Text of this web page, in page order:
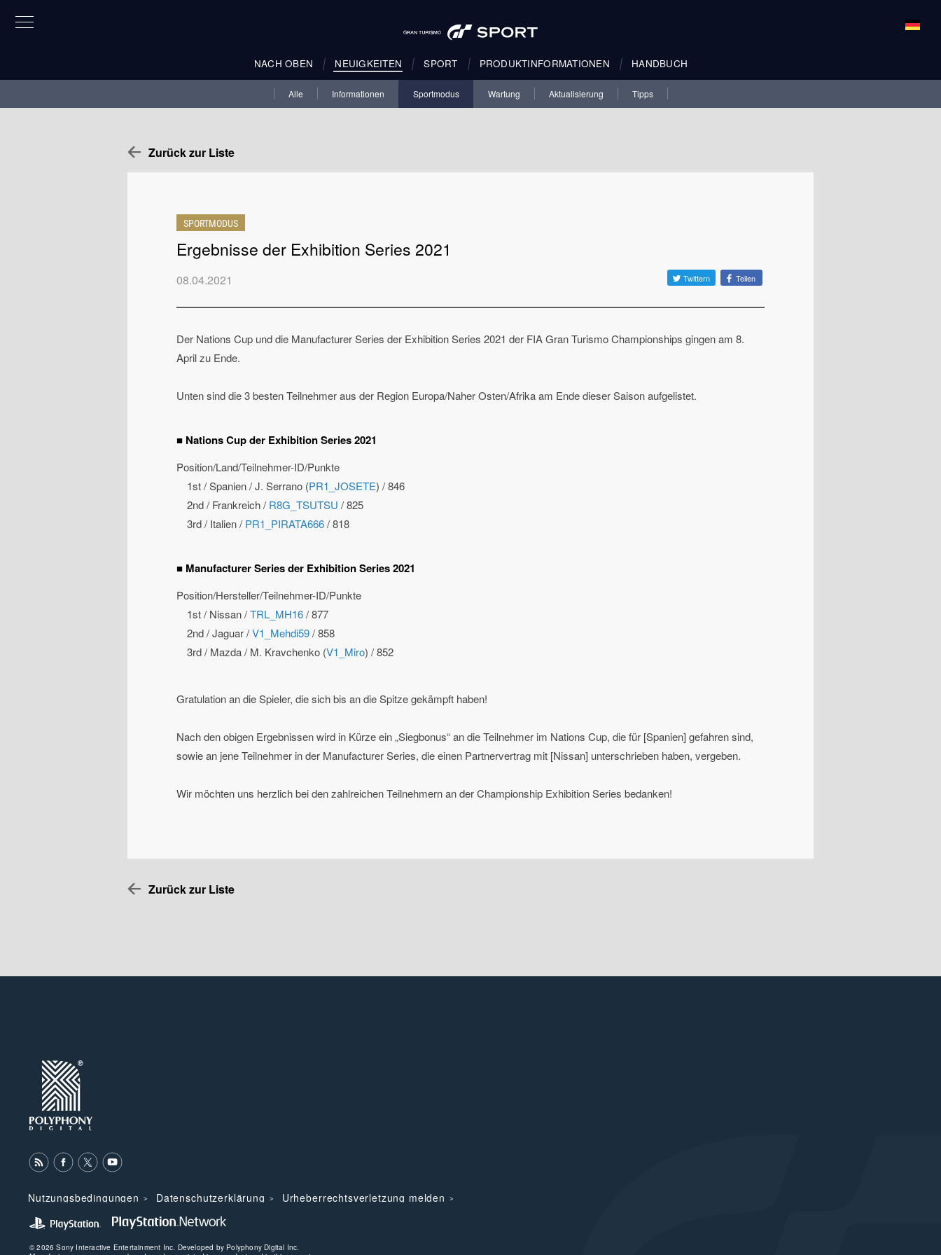
NACH OBEN NEUIGKEITEN SPORT PRODUKTINFORMATIONEN HANDBUCH
Alle Informationen Sportmodus Wartung Aktualisierung Tipps
Zurück zur Liste
SPORTMODUS
Ergebnisse der Exhibition Series 2021
08.04.2021 Twittern Teilen
Der Nations Cup und die Manufacturer Series der Exhibition Series 2021 der FIA Gran Turismo Championships gingen am 8.
April zu Ende.
Unten sind die 3 besten Teilnehmer aus der Region Europa/Naher Osten/Afrika am Ende dieser Saison aufgelistet.
■ Nations Cup der Exhibition Series 2021
Position/Land/Teilnehmer-ID/Punkte
1st / Spanien / J. Serrano (PR1_JOSETE) / 846
2nd / Frankreich / R8G_TSUTSU / 825
3rd / Italien / PR1_PIRATA666/ 818
■ Manufacturer Series der Exhibition Series 2021
Position/Hersteller/Teilnehmer-ID/Punkte
1st / Nissan /TRL_MH16/ 877
2nd / Jaguar /V1_Mehdi59/ 858
3rd / Mazda / M. Kravchenko (V1_Miro) / 852
Gratulation an die Spieler, die sich bis an die Spitze gekämpft haben!
Nach den obigen Ergebnissen wird in Kürze ein „Siegbonus“ an die Teilnehmer im Nations Cup, die für [Spanien] gefahren sind,
sowie an jene Teilnehmer in der Manufacturer Series, die einen Partnervertrag mit [Nissan] unterschrieben haben, vergeben.
Wir möchten uns herzlich bei den zahlreichen Teilnehmern an der Championship Exhibition Series bedanken!
Zurück zur Liste
Nutzungsbedingungen Datenschutzerklärung Urheberrechtsverletzung melden
© 2026 Sony Interactive Entertainment Inc. Developed by Polyphony Digital Inc.